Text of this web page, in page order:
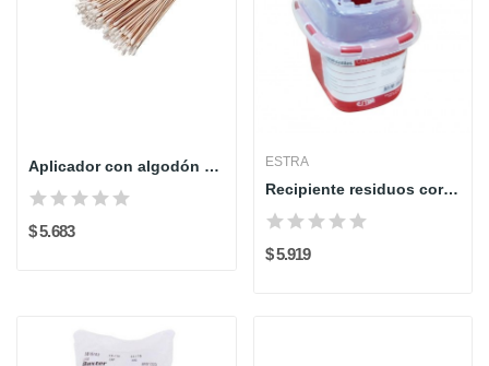
Aplicador con algodón paq x 100
$ 5.683
ESTRA
Recipiente residuos cortopunzantes 0.5L
$ 5.919